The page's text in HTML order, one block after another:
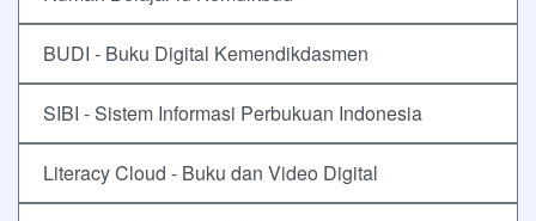
BUDI - Buku Digital Kemendikdasmen
SIBI - Sistem Informasi Perbukuan Indonesia
Literacy Cloud - Buku dan Video Digital